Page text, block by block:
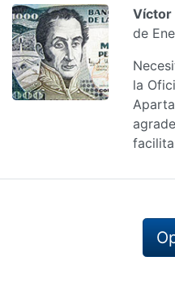
Víctor
de
la